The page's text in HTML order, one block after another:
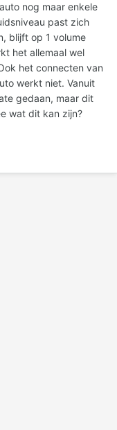
nog maar enkele
past zich
blijft op 1 volume
het allemaal wel
het connecten van
werkt niet. Vanuit
gedaan, maar dit
wat dit kan zijn?